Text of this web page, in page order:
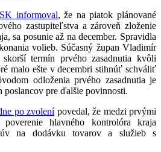
informoval, že na piatok plánované
zastupiteľstva a zároveň zloženie
sa posunie až na december. Spravidla
volieb. Súčasný župan Vladimír
termín prvého zasadnutia kvôli
malo ešte v decembri stihnúť schváliť
odloženia prvého zasadnutia je
poslancov pre ďalšie povinnosti.
po zvolenípovedal, že medzi prvými
hlavného kontrolóra kraja
na dodávku tovarov a služieb s